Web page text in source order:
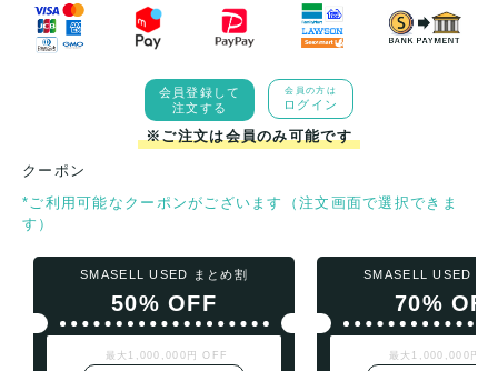
会員登録して
注文する
会員の方は
ログイン
※ご注文は会員のみ可能です
クーポン
*ご利用可能なクーポンがございます（注文画面で選択できま
す）
SMASELL USED まとめ割
50% OFF
最大1,000,000円 OFF
SMASELL USED ま
70%
最大1,000,000円